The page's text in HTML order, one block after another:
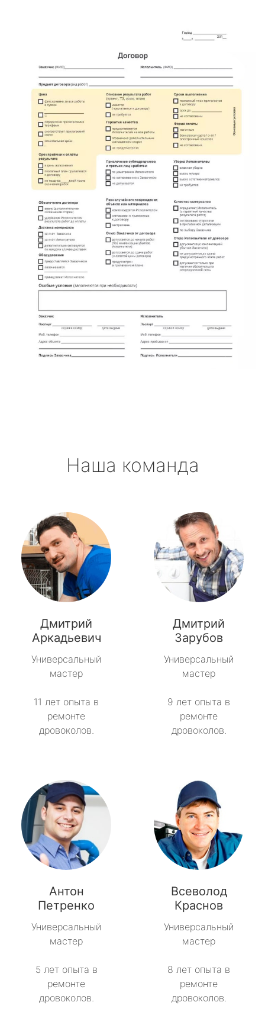
Наша команда
Дмитрий
Аркадьевич
Универсальный
мастер
11 лет опыта в
ремонте
дровоколов.
Дмитрий
Зарубов
Универсальный
мастер
9 лет опыта в
ремонте
дровоколов.
Антон
Петренко
Универсальный
мастер
5 лет опыта в
ремонте
дровоколов.
Всеволод
Краснов
Универсальный
мастер
8 лет опыта в
ремонте
дровоколов.